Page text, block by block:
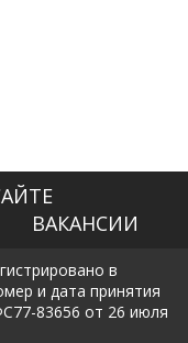
ВАКАНСИИ
в
и дата принятия
83656 от 26 июля